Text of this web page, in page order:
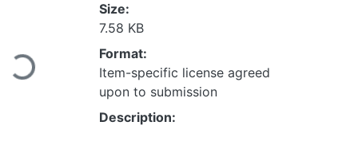
Loading...
Size:
7.58 KB
Format:
Item-specific license agreed
upon to submission
Description: